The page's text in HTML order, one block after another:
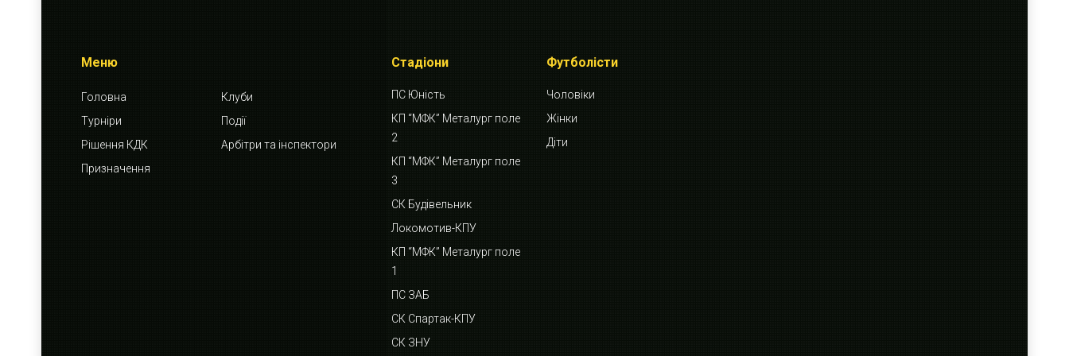
Меню
Головна
Клуби
Турніри
Події
Рішення КДК
Арбітри та інспектори
Призначення
Стадіони
ПС Юність
КП “МФК” Металург поле
2
КП “МФК” Металург поле
3
СК Будівельник
Локомотив-КПУ
КП “МФК” Металург поле
1
ПС ЗАБ
СК Спартак-КПУ
СК ЗНУ
Футболісти
Чоловіки
Жінки
Діти